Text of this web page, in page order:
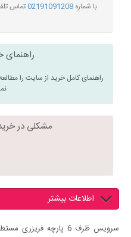
با شماره02191091208تماس
راهنمای
راهنمای کامل خرید از سایت را
مشکلی در
اطلاعات بیشتر
سرویس ظرف 6 پارچه